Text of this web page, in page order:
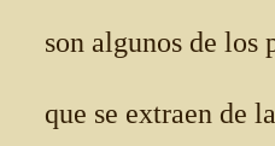
son algunos de los
que se extraen de